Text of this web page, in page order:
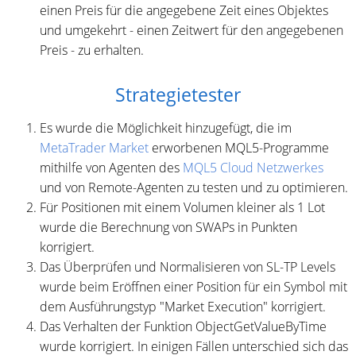
einen Preis für die angegebene Zeit eines Objektes
und umgekehrt - einen Zeitwert für den angegebenen
Preis - zu erhalten.
Strategietester
Es wurde die Möglichkeit hinzugefügt, die im
MetaTrader Market erworbenen MQL5-Programme
mithilfe von Agenten des MQL5 Cloud Netzwerkes
und von Remote-Agenten zu testen und zu optimieren.
Für Positionen mit einem Volumen kleiner als 1 Lot
wurde die Berechnung von SWAPs in Punkten
korrigiert.
Das Überprüfen und Normalisieren von SL-TP Levels
wurde beim Eröffnen einer Position für ein Symbol mit
dem Ausführungstyp "Market Execution" korrigiert.
Das Verhalten der Funktion ObjectGetValueByTime
wurde korrigiert. In einigen Fällen unterschied sich das